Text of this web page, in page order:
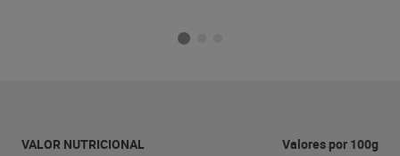
VALOR NUTRICIONAL Valores por 100g